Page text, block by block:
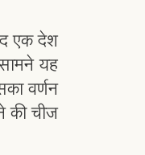
एक देश
यह
वर्णन
की चीज